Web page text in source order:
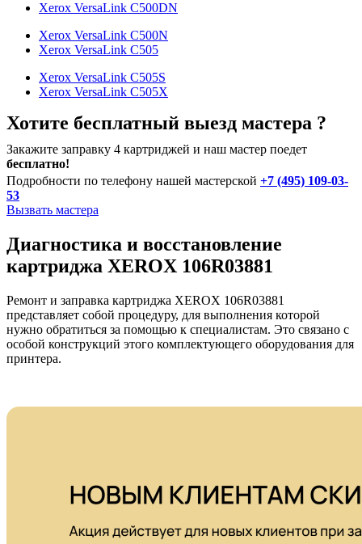
Xerox VersaLink C500DN
Xerox VersaLink C500N
Xerox VersaLink C505
Xerox VersaLink C505S
Xerox VersaLink C505X
Хотите бесплатный выезд мастера ?
Закажите заправку 4 картриджей и наш мастер поедет
бесплатно!
Подробности по телефону нашей мастерской +7 (495) 109-03-
53
Вызвать мастера
Диагностика и восстановление
картриджа XEROX 106R03881
Ремонт и заправка картриджа XEROX 106R03881
представляет собой процедуру, для выполнения которой
нужно обратиться за помощью к специалистам. Это связано с
особой конструкций этого комплектующего оборудования для
принтера.